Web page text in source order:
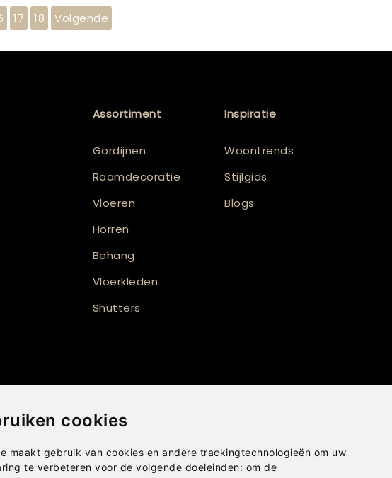
cookies
maakt gebruik van cookies en andere trackingtechnologieën om uw
te verbeteren voor de volgende doeleinden: om de
17 18 Volgende
alleen op
moment
Assortiment
Gordijnen
Raamdecoratie
Vloeren
Horren
Behang
Vloerkleden
Shutters
Inspiratie
Woontrends
Stijlgids
Blogs